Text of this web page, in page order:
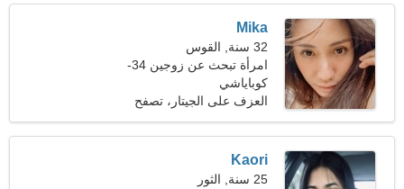
Mika
32 سنة, القوس
امرأة تبحث عن زوجين 34-
39
كوباياشي
العزف على الجيتار، تصفح
Kaori
25 سنة, الثور